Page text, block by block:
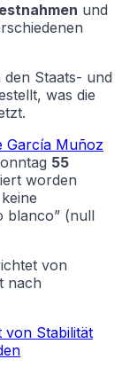
und
Staats- und
was die
García Muñoz
55
worden
blanco” (null
von
nach
von Stabilität